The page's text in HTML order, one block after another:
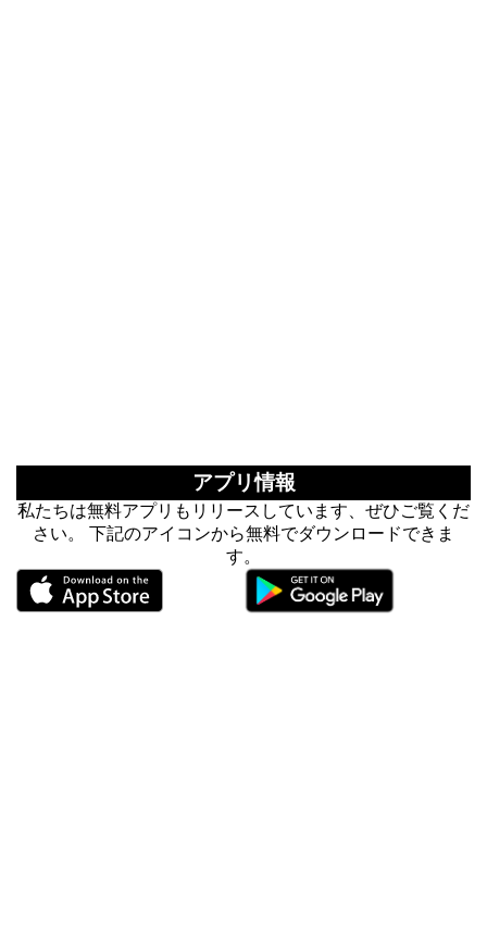
アプリ情報
私たちは無料アプリもリリースしています、ぜひご覧くだ
さい。 下記のアイコンから無料でダウンロードできま
す。